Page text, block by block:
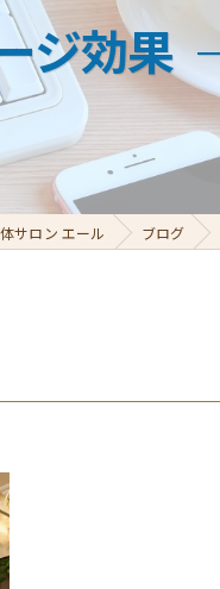
ジ効果
サロン エール ブログ